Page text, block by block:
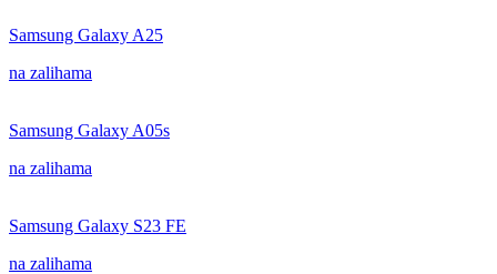
Samsung Galaxy A25
na zalihama
Samsung Galaxy A05s
na zalihama
Samsung Galaxy S23 FE
na zalihama